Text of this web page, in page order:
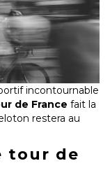
incontournable
de France fait la
restera au
tour de